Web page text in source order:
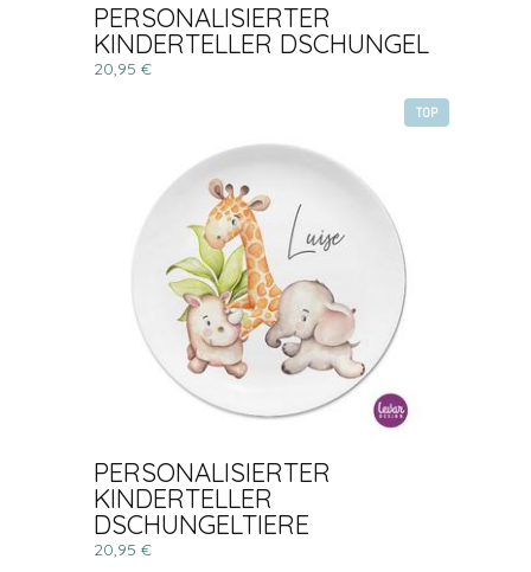
PERSONALISIERTER
KINDERTELLER DSCHUNGEL
20,95 €
TOP
PERSONALISIERTER
KINDERTELLER
DSCHUNGELTIERE
20,95 €